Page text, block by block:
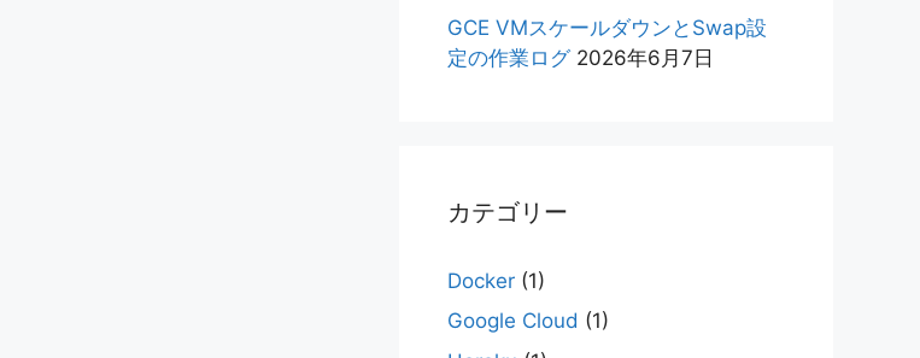
GCE VMスケールダウンとSwap設
定の作業ログ 2026年6月7日
カテゴリー
Docker (1)
Google Cloud (1)